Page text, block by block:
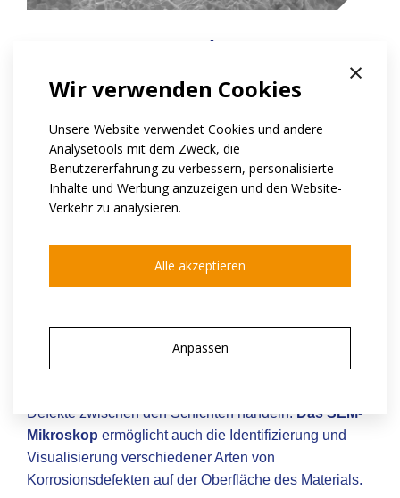
×
Wir verwenden Cookies
Unsere Website verwendet Cookies und andere
Analysetools mit dem Zweck, die
Benutzererfahrung zu verbessern, personalisierte
Inhalte und Werbung anzuzeigen und den Website-
Verkehr zu analysieren.
Alle akzeptieren
Anpassen
anwendungsbereiche
Defektoskopie
Anzeige der Materialstruktur
Erkennung von Verunreinigungen und
Fremdstoffen
Schichtdickenmessung
materialstruktur und
Defektoskopie
Die Elektronenmikroskopie ermöglicht die
Untersuchung von Defekten sowohl an der Oberfläche
als auch im Inneren des Materials. Dabei kann es sich
Defekte zwischen den Schichten handeln. Das SEM-
Mikroskop ermöglicht auch die Identifizierung und
Visualisierung verschiedener Arten von
Korrosionsdefekten auf der Oberfläche des Materials.